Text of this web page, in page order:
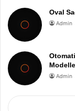
Oval
Admin
Admin